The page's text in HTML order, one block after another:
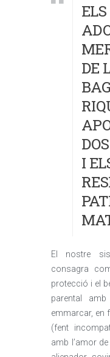
DE
I
El nostre
consagra
protecció i el
parental
emmarcar, en
(fent
amb l’amor